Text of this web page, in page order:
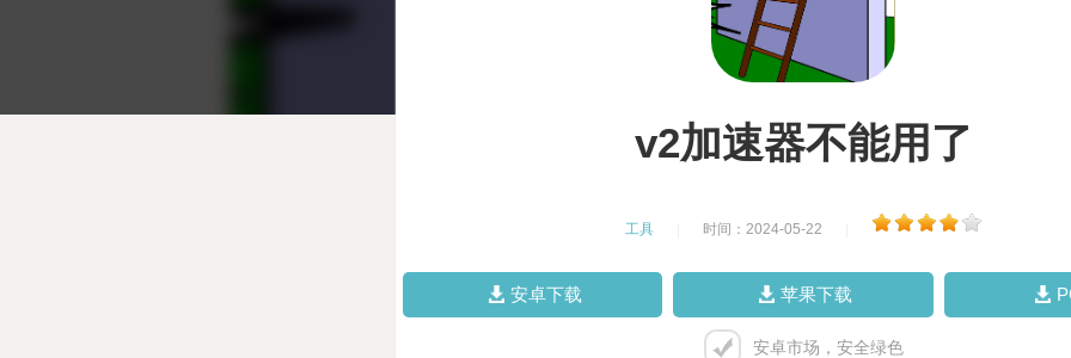
v2加速器不能用了
工具 时间：2024-05-22
安卓下载 苹果下载
安卓市场，安全绿色